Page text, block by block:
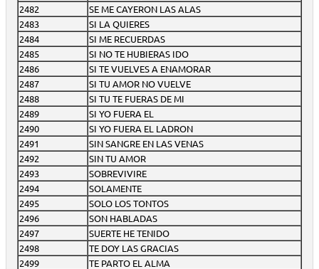
2482
SE ME CAYERON LAS ALAS
2483
SI LA QUIERES
2484
SI ME RECUERDAS
2485
SI NO TE HUBIERAS IDO
2486
SI TE VUELVES A ENAMORAR
2487
SI TU AMOR NO VUELVE
2488
SI TU TE FUERAS DE MI
2489
SI YO FUERA EL
2490
SI YO FUERA EL LADRON
2491
SIN SANGRE EN LAS VENAS
2492
SIN TU AMOR
2493
SOBREVIVIRE
2494
SOLAMENTE
2495
SOLO LOS TONTOS
2496
SON HABLADAS
2497
SUERTE HE TENIDO
2498
TE DOY LAS GRACIAS
2499
TE PARTO EL ALMA